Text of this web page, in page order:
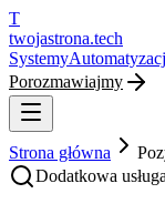
T
twojastrona.tech
Systemy
Porozmawiajmy
Strona główna
Dodatkowa